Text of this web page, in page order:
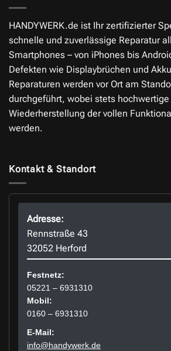
HANDYWERK.de ist Ihr zertifizierter
schnelle und zuverlässige Reparatur
Smartphones – von iPhones bis
Defekten wie Displaybrüchen und
Reparaturen werden vor Ort am
durchgeführt, wobei stets
Wiederherstellung der vollen
werden.
Kontakt & Standort
Adresse:
Rennstraße 43
32052 Herford
Festnetz:
05221 – 6931310
Mobil:
0160 – 6931310
E-Mail:
info@handywerk.de